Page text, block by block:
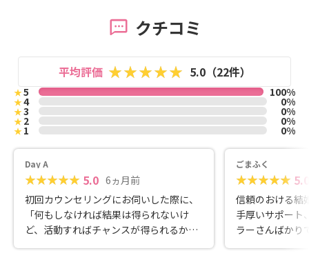
クチコミ
平均評価 5.0（22件）
★5 100%
★4 0%
★3 0%
★2 0%
★1 0%
Day A
5.0 6ヵ月前
初回カウンセリングにお伺いした際に、
「何もしなければ結果は得られないけ
ど、活動すればチャンスが得られるかも
しれない」という言葉に励まされて入会
ごまふく
5.0
信頼のおける結
手厚いサポート
ラーさんばかり